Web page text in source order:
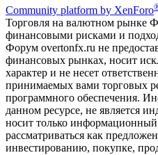
Community platform by XenForo
Торговля на валютном рынке
финансовыми рисками и
Форум overtonfx.ru не
финансовых рынках, носит
характер и не несет
принимаемых вами торговых
программного обеспечения.
данном ресурсе, не является
носит только
рассматриваться как
инвестированию, покупке,